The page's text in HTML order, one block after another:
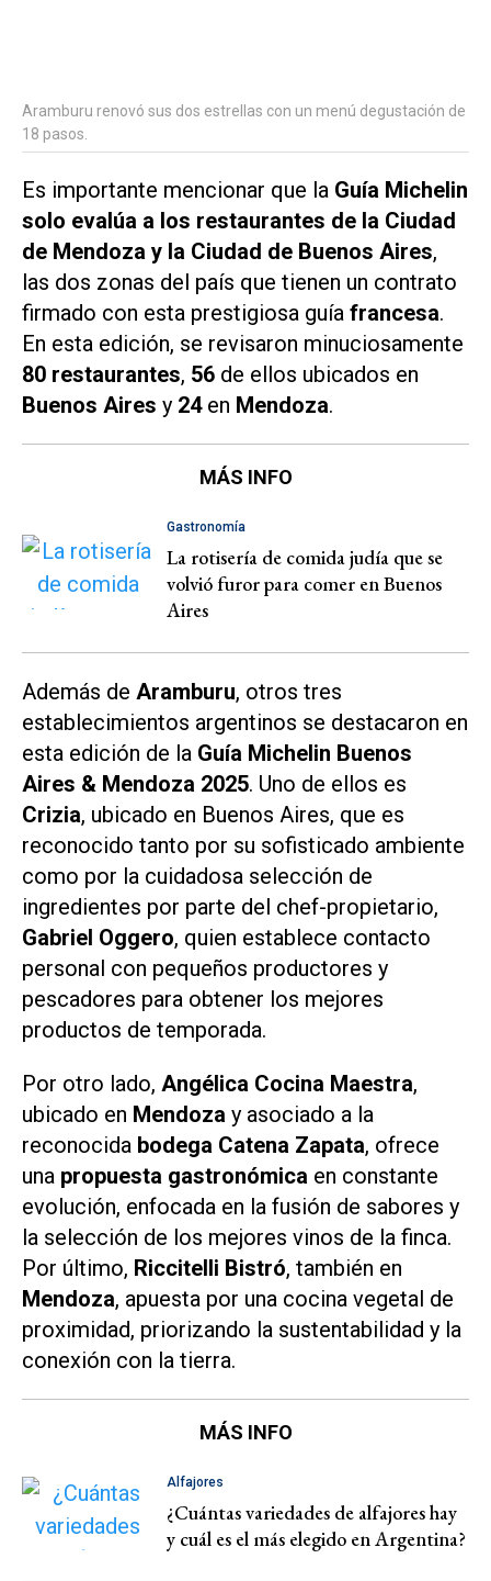
Aramburu renovó sus dos estrellas con un menú degustación de
18 pasos.
Es importante mencionar que la Guía Michelin
solo evalúa a los restaurantes de la Ciudad
de Mendoza y la Ciudad de Buenos Aires,
las dos zonas del país que tienen un contrato
firmado con esta prestigiosa guía francesa.
En esta edición, se revisaron minuciosamente
80 restaurantes, 56 de ellos ubicados en
Buenos Aires y 24en Mendoza.
MÁS INFO
Gastronomía
La rotisería de comida judía que se
volvió furor para comer en Buenos
Aires
Además de Aramburu, otros tres
establecimientos argentinos se destacaron en
esta edición de la Guía Michelin Buenos
Aires & Mendoza 2025. Uno de ellos es
Crizia, ubicado en Buenos Aires, que es
reconocido tanto por su sofisticado ambiente
como por la cuidadosa selección de
ingredientes por parte del chef-propietario,
Gabriel Oggero, quien establece contacto
personal con pequeños productores y
pescadores para obtener los mejores
productos de temporada.
Por otro lado, Angélica Cocina Maestra,
ubicado en Mendoza y asociado a la
reconocida bodega Catena Zapata, ofrece
una propuesta gastronómica en constante
evolución, enfocada en la fusión de sabores y
la selección de los mejores vinos de la finca.
Por último, Riccitelli Bistró, también en
Mendoza, apuesta por una cocina vegetal de
proximidad, priorizando la sustentabilidad y la
conexión con la tierra.
MÁS INFO
Alfajores
¿Cuántas variedades de alfajores hay
y cuál es el más elegido en Argentina?